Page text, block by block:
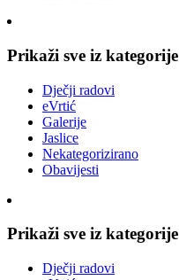
Prikaži sve iz kategorije
Dječji radovi
eVrtić
Galerije
Jaslice
Nekategorizirano
Obavijesti
Prikaži sve iz kategorije
Dječji radovi